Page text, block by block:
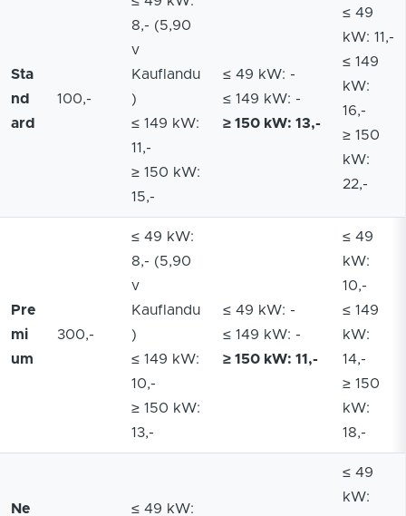
Sta
nd
ard
100,-
8,- (5,90
v
Kauflandu
)
≤ 149 kW:
11,-
≥ 150 kW:
15,-
≤ 49 kW: -
≤ 149 kW: -
≥ 150 kW: 13,-
≤ 49
kW: 11,-
≤ 149
kW:
16,-
≥ 150
kW:
22,-
Pre
mi
um
300,-
≤ 49 kW:
8,- (5,90
v
Kauflandu
)
≤ 149 kW:
10,-
≥ 150 kW:
13,-
≤ 49 kW: -
≤ 149 kW: -
≥ 150 kW: 11,-
≤ 49
kW:
10,-
≤ 149
kW:
14,-
≥ 150
kW:
18,-
Ne ≤ 49 kW:
≤ 49
kW: